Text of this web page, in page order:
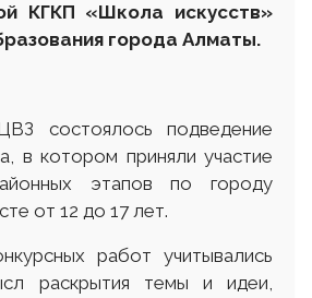
КГКП «Школа искусств»
города Алматы.
состоялось подведение
в котором приняли участие
этапов по городу
от 12 до 17 лет.
работ учитывались
раскрытия темы и идеи,